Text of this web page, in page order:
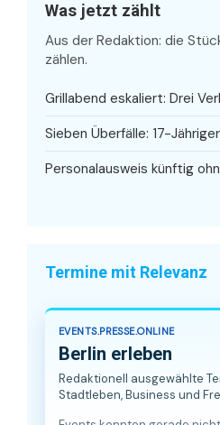
Was jetzt zählt
Aus der Redaktion: die
zählen.
Grillabend eskaliert: Drei
Sieben Überfälle: 17-
Personalausweis künftig
Termine mit Relevanz
EVENTS.PRESSE.ONLINE
Berlin erleben
Redaktionell ausgewählte
Stadtleben, Business und